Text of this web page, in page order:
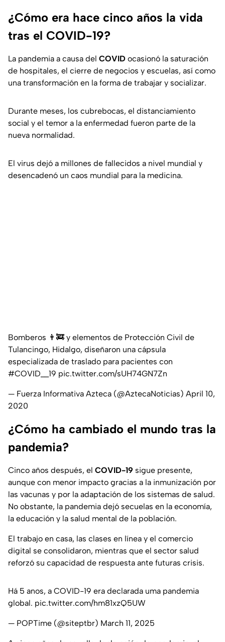
¿Cómo era hace cinco años la vida
tras el COVID-19?
La pandemia a causa del COVID ocasionó la saturación
de hospitales, el cierre de negocios y escuelas, así como
una transformación en la forma de trabajar y socializar.
Durante meses, los cubrebocas, el distanciamiento
social y el temor a la enfermedad fueron parte de la
nueva normalidad.
El virus dejó a millones de fallecidos a nivel mundial y
desencadenó un caos mundial para la medicina.
Bomberos 👨‍🚒 y elementos de Protección Civil de
Tulancingo, Hidalgo, diseñaron una cápsula
especializada de traslado para pacientes con
#COVID__19 pic.twitter.com/sUH74GN7Zn
— Fuerza Informativa Azteca (@AztecaNoticias) April 10,
2020
¿Cómo ha cambiado el mundo tras la
pandemia?
Cinco años después, el COVID-19 sigue presente,
aunque con menor impacto gracias a la inmunización por
las vacunas y por la adaptación de los sistemas de salud.
No obstante, la pandemia dejó secuelas en la economía,
la educación y la salud mental de la población.
El trabajo en casa, las clases en línea y el comercio
digital se consolidaron, mientras que el sector salud
reforzó su capacidad de respuesta ante futuras crisis.
Há 5 anos, a COVID-19 era declarada uma pandemia
global. pic.twitter.com/hm81xzQ5UW
— POPTime (@siteptbr) March 11, 2025